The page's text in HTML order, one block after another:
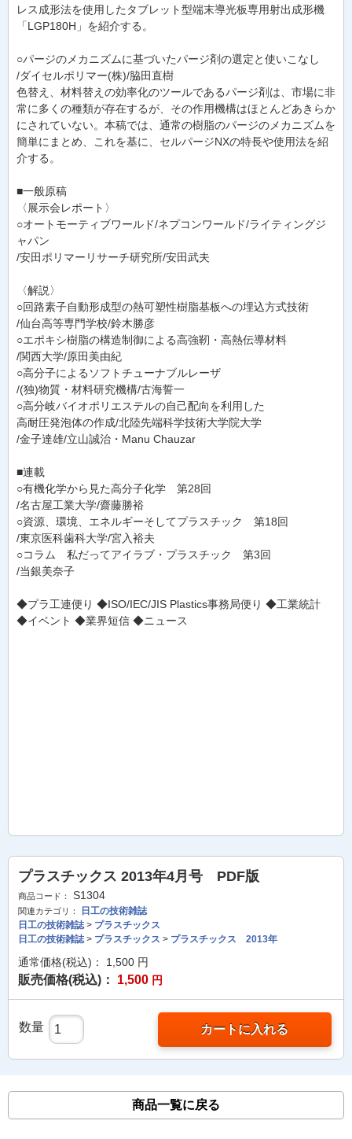
レス成形法を使用したタブレット型端末導光板専用射出成形機
「LGP180H」を紹介する。
○パージのメカニズムに基づいたパージ剤の選定と使いこなし
/ダイセルポリマー(株)/脇田直樹
色替え、材料替えの効率化のツールであるパージ剤は、市場に非
常に多くの種類が存在するが、その作用機構はほとんどあきらか
にされていない。本稿では、通常の樹脂のパージのメカニズムを
簡単にまとめ、これを基に、セルパージNXの特長や使用法を紹
介する。
■一般原稿
〈展示会レポート〉
○オートモーティブワールド/ネプコンワールド/ライティングジ
ャパン
/安田ポリマーリサーチ研究所/安田武夫
〈解説〉
○回路素子自動形成型の熱可塑性樹脂基板への埋込方式技術
/仙台高等専門学校/鈴木勝彦
○エポキシ樹脂の構造制御による高強靭・高熱伝導材料
/関西大学/原田美由紀
○高分子によるソフトチューナブルレーザ
/(独)物質・材料研究機構/古海誓一
○高分岐バイオポリエステルの自己配向を利用した
高耐圧発泡体の作成/北陸先端科学技術大学院大学
/金子達雄/立山誠治・Manu Chauzar
■連載
○有機化学から見た高分子化学 第28回
/名古屋工業大学/齋藤勝裕
○資源、環境、エネルギーそしてプラスチック 第18回
/東京医科歯科大学/宮入裕夫
○コラム 私だってアイラブ・プラスチック 第3回
/当銀美奈子
◆プラ工連便り ◆ISO/IEC/JIS Plastics事務局便り ◆工業統計
◆イベント ◆業界短信 ◆ニュース
プラスチックス 2013年4月号 PDF版
商品コード： S1304
関連カテゴリ：
日工の技術雑誌
日工の技術雑誌> プラスチックス
日工の技術雑誌> プラスチックス > プラスチックス 2013年
通常価格(税込)： 1,500 円
販売価格(税込)： 1,500 円
数量 カートに入れる
商品一覧に戻る